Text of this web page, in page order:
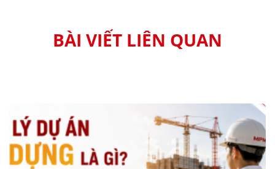
BÀI VIẾT LIÊN QUAN